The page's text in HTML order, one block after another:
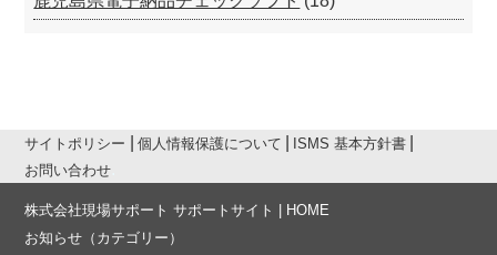
サイトポリシー 個人情報保護について
ISMS 基本方針書
お問い合わせ
株式会社現場サポート サポートサイト | HOME
お知らせ （カテゴリー）